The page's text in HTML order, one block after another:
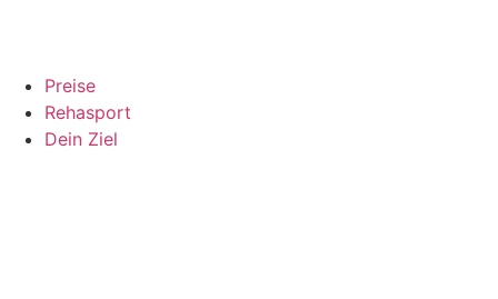
Preise
Rehasport
Dein Ziel